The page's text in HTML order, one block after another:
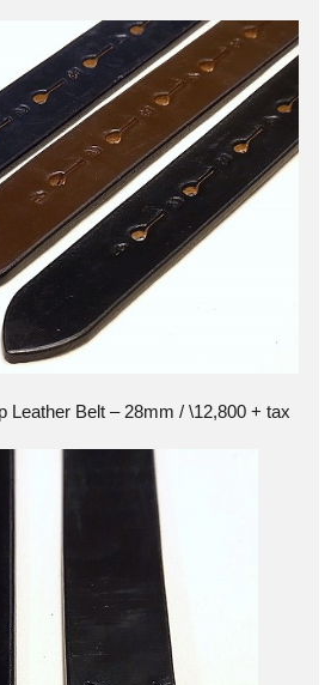
Leather Belt – 28mm / \12,800 + tax